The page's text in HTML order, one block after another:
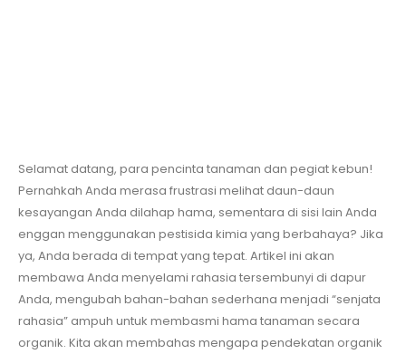
Selamat datang, para pencinta tanaman dan pegiat kebun!
Pernahkah Anda merasa frustrasi melihat daun-daun
kesayangan Anda dilahap hama, sementara di sisi lain Anda
enggan menggunakan pestisida kimia yang berbahaya? Jika
ya, Anda berada di tempat yang tepat. Artikel ini akan
membawa Anda menyelami rahasia tersembunyi di dapur
Anda, mengubah bahan-bahan sederhana menjadi “senjata
rahasia” ampuh untuk membasmi hama tanaman secara
organik. Kita akan membahas mengapa pendekatan organik